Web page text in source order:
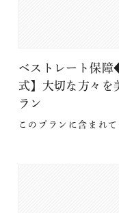
ベストレート保
式】大切な方々を
ラン
このプランに含まれ